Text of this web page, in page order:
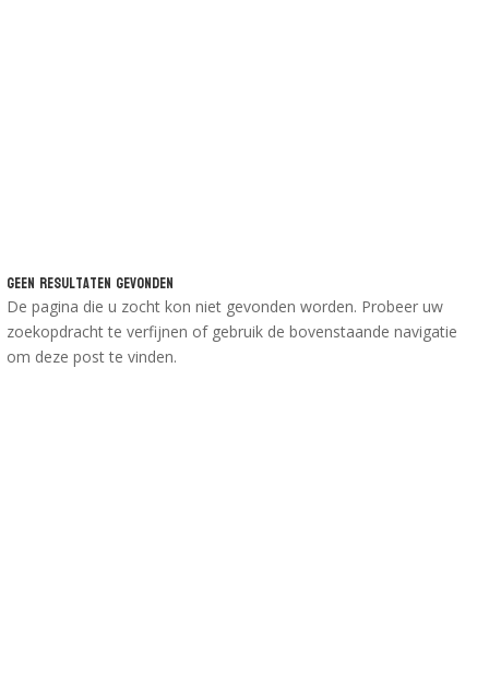
Geen Resultaten Gevonden
De pagina die u zocht kon niet gevonden worden. Probeer uw
zoekopdracht te verfijnen of gebruik de bovenstaande navigatie
om deze post te vinden.